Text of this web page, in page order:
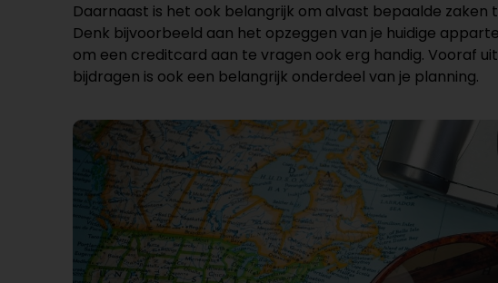
Daarnaast is het ook belangrijk om alvast bepaalde
Denk bijvoorbeeld aan het opzeggen van je huidige
om een ​​creditcard aan te vragen ook erg handig. Vooraf
bijdragen is ook een belangrijk onderdeel van je planning.